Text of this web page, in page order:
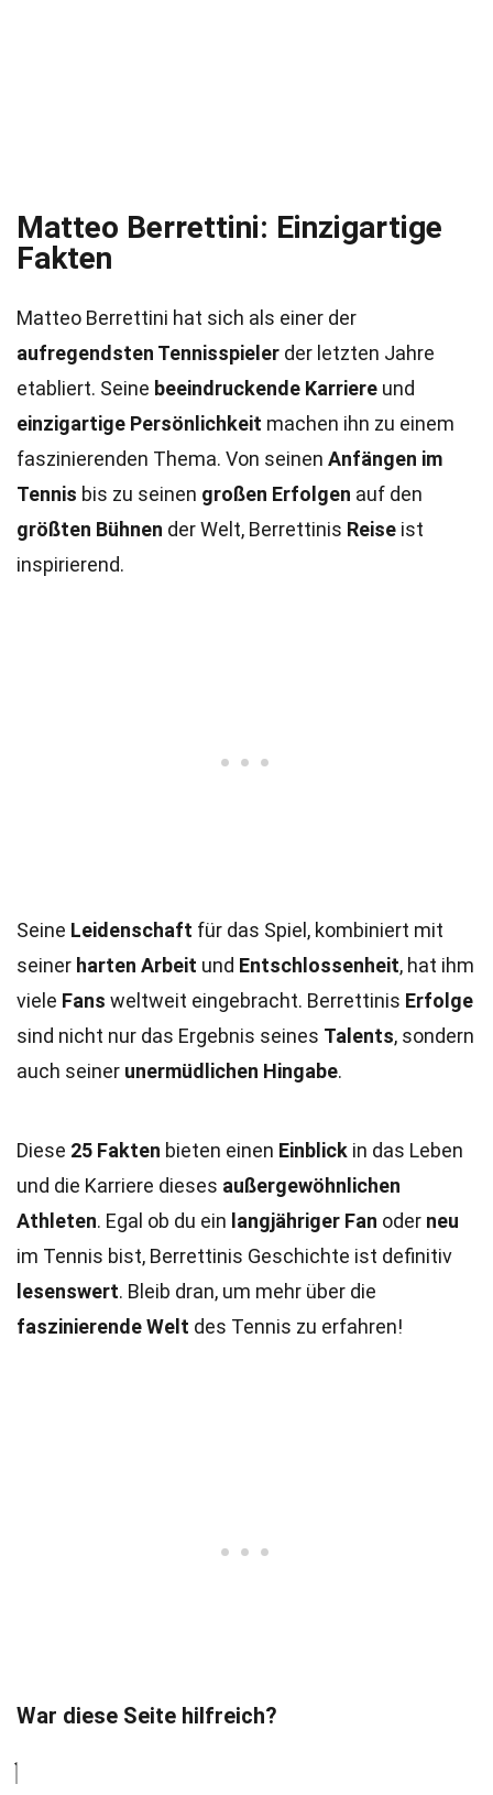
Matteo Berrettini: Einzigartige
Fakten
Matteo Berrettini hat sich als einer der
aufregendsten Tennisspieler der letzten Jahre
etabliert. Seine beeindruckende Karriere und
einzigartige Persönlichkeit machen ihn zu einem
faszinierenden Thema. Von seinen Anfängen im
Tennis bis zu seinen großen Erfolgen auf den
größten Bühnen der Welt, Berrettinis Reise ist
inspirierend.
Seine Leidenschaft für das Spiel, kombiniert mit
seiner harten Arbeit und Entschlossenheit, hat ihm
viele Fans weltweit eingebracht. Berrettinis Erfolge
sind nicht nur das Ergebnis seines Talents, sondern
auch seiner unermüdlichen Hingabe.
Diese 25 Fakten bieten einen Einblick in das Leben
und die Karriere dieses außergewöhnlichen
Athleten. Egal ob du ein langjähriger Fan oder neu
im Tennis bist, Berrettinis Geschichte ist definitiv
lesenswert. Bleib dran, um mehr über die
faszinierende Welt des Tennis zu erfahren!
War diese Seite hilfreich?